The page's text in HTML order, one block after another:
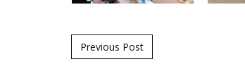
Post navigation
Previous Post